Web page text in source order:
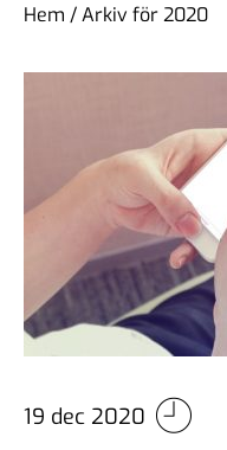
Hem /Arkiv för 2020
19 dec 2020